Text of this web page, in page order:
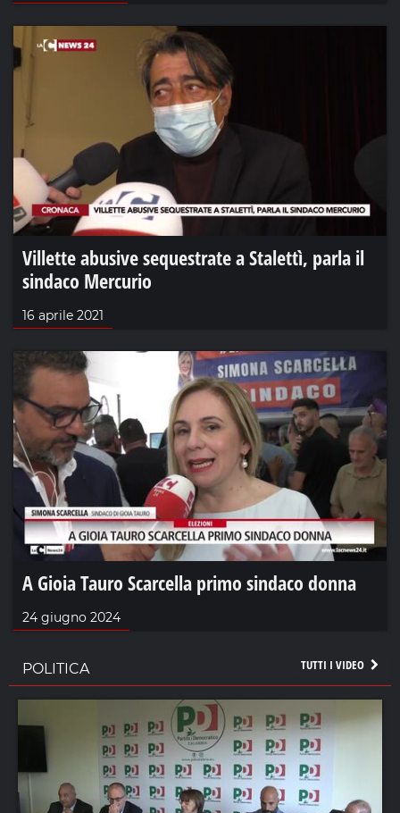
Villette abusive sequestrate a Stalettì, parla il
sindaco Mercurio
16 aprile 2021
A Gioia Tauro Scarcella primo sindaco donna
24 giugno 2024
TUTTI I VIDEO
POLITICA